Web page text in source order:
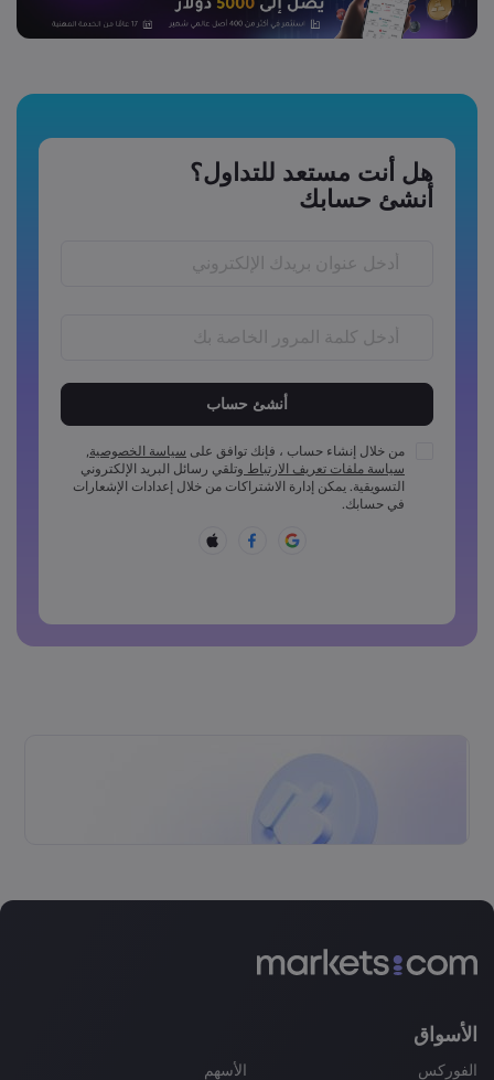
هل أنت مستعد للتداول؟
أنشئ حسابك
يجب أن يكون طول كلمة المرور ما بين 6 إلى 15 احرفًا
يجب أن تتضمن كلمة المرور رمز واحد بأحرف كبيرة على الأقل
يجب أن تتضمن كلمة المرور رمز واحد بأحرف صغيرة على الأقل
()_-+=:;&lt;&gt;{,[]?,.
لا يمكن أن تكون كلمة المرور شائعة الاستخدام
من خلال إنشاء حساب ، فإنك توافق على سياسة الخصوصية,
سياسة ملفات تعريف الارتباط وتلقي رسائل البريد الإلكتروني
التسويقية. يمكن إدارة الاشتراكات من خلال إعدادات الإشعارات
في حسابك.
الأسواق
الفوركس
الأسهم